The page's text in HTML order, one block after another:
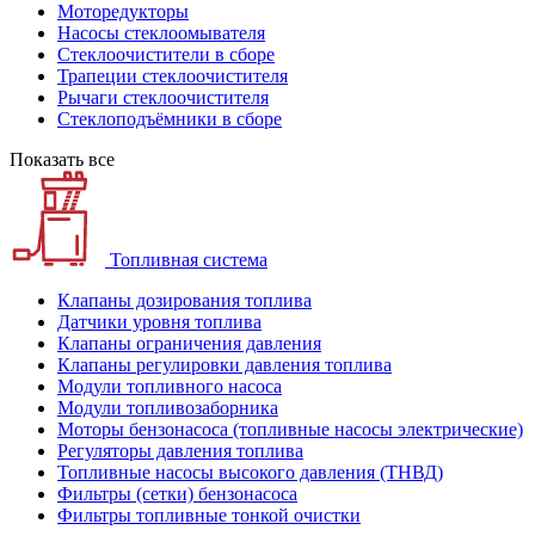
Моторедукторы
Насосы стеклоомывателя
Стеклоочистители в сборе
Трапеции стеклоочистителя
Рычаги стеклоочистителя
Стеклоподъёмники в сборе
Показать все
Топливная система
Клапаны дозирования топлива
Датчики уровня топлива
Клапаны ограничения давления
Клапаны регулировки давления топлива
Модули топливного насоса
Модули топливозаборника
Моторы бензонасоса (топливные насосы электрические)
Регуляторы давления топлива
Топливные насосы высокого давления (ТНВД)
Фильтры (сетки) бензонасоса
Фильтры топливные тонкой очистки